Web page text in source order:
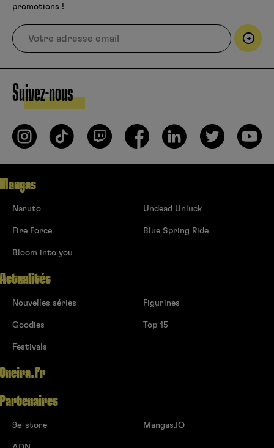
promotions !
Suivez-nous
Mangas
Naruto
Fire Force
Bloom into you
Undead Unluck
Blue Spring Ride
Actualités
Nouvelles séries
Goodies
Festivals
Figurines
Top 15
Oneira.fr
Partenaires
9e-store Mangas.IO